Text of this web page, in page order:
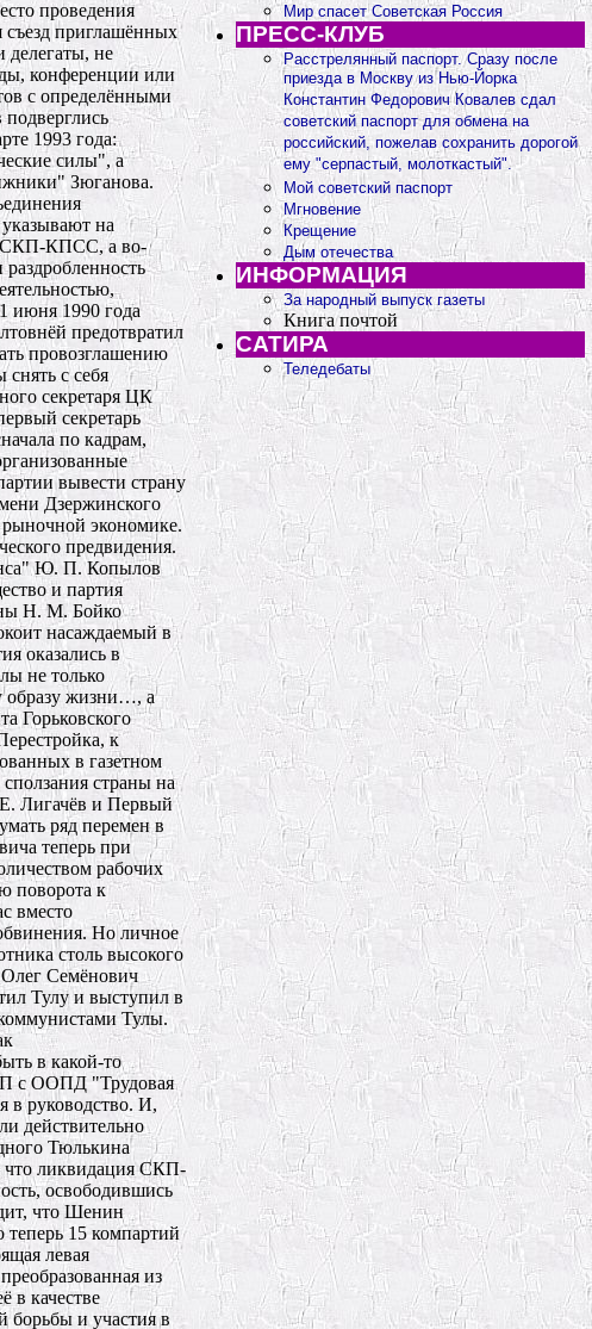
Мир спасет Советская Россия
ПРЕСС-КЛУБ
Расстрелянный паспорт. Сразу после
приезда в Москву из Нью-Йорка
Константин Федорович Ковалев сдал
советский паспорт для обмена на
российский, пожелав сохранить дорогой
ему "серпастый, молоткастый".
Мой советский паспорт
Мгновение
Крещение
Дым отечества
ИНФОРМАЦИЯ
За народный выпуск газеты
Книга почтой
САТИРА
Теледебаты